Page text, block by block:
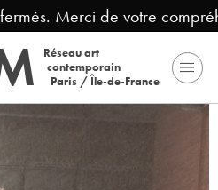
Merci de votre
Réseau art
contemporain
Paris / Île-de-France